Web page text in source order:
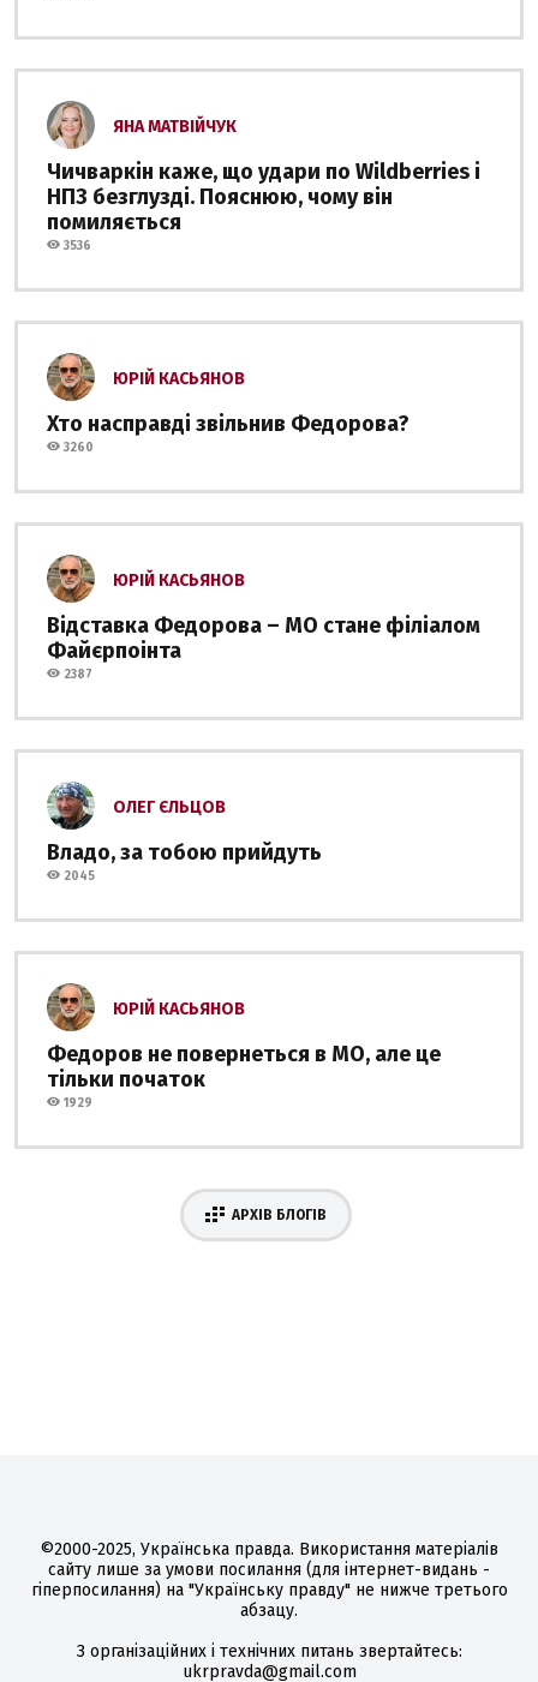
ЯНА МАТВІЙЧУК
Чичваркін каже, що удари по Wildberries і
НПЗ безглузді. Пояснюю, чому він
помиляється
3536
ЮРІЙ КАСЬЯНОВ
Хто насправді звільнив Федорова?
3260
ЮРІЙ КАСЬЯНОВ
Відставка Федорова – МО стане філіалом
Файєрпоінта
2387
ОЛЕГ ЄЛЬЦОВ
Владо, за тобою прийдуть
2045
ЮРІЙ КАСЬЯНОВ
Федоров не повернеться в МО, але це
тільки початок
1929
АРХІВ БЛОГІВ
©2000-2025, Українська правда. Використання матеріалів
сайту лише за умови посилання (для інтернет-видань -
гіперпосилання) на "Українську правду" не нижче третього
абзацу.
З організаційних і технічних питань звертайтесь:
ukrpravda@gmail.com